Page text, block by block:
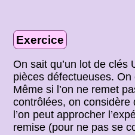
Exercice
On sait qu’un lot de clés
pièces défectueuses.
Même si l’on ne remet
contrôlées, on considère
l’on peut approcher
remise (pour ne pas se